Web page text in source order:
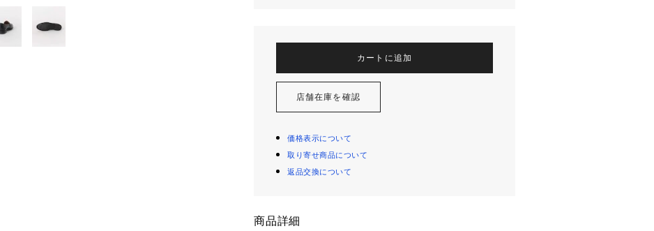
カートに追加
店舗在庫を確認
価格表示について
取り寄せ商品について
返品交換について
商品詳細